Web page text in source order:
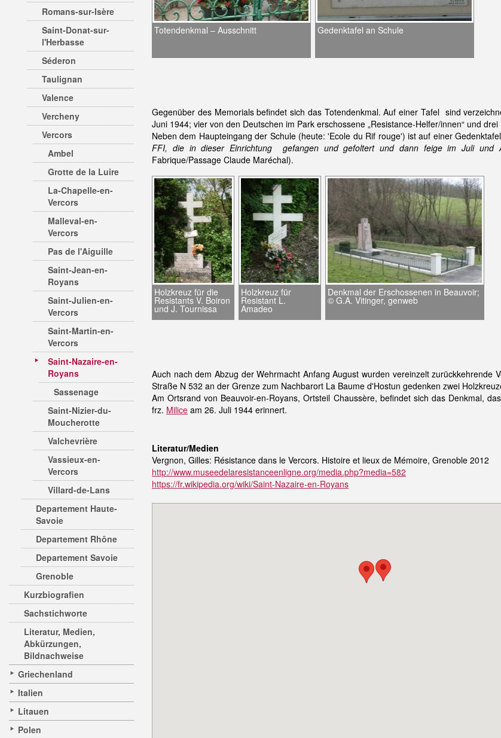
Romans-sur-Isère
Saint-Donat-sur-
l'Herbasse
Séderon
Taulignan
Valence
Vercheny
Vercors
Ambel
Grotte de la Luire
La-Chapelle-en-
Vercors
Malleval-en-
Vercors
Pas de l'Aiguille
Saint-Jean-en-
Royans
Saint-Julien-en-
Vercors
Saint-Martin-en-
Vercors
Saint-Nazaire-en-
Royans
Sassenage
Saint-Nizier-du-
Moucherotte
Valchevrière
Vassieux-en-
Vercors
Villard-de-Lans
Departement Haute-
Savoie
Departement Rhône
Departement Savoie
Grenoble
Kurzbiografien
Sachstichworte
Literatur, Medien,
Abkürzungen,
Bildnachweise
Griechenland
Italien
Litauen
Polen
Totendenkmal – Ausschnitt Gedenktafel an Schule
Gegenüber des Memorials befindet sich das Totendenkmal. Auf einer Tafel sind
Juni 1944; vier von den Deutschen im Park erschossene „Resistance-Helfer/innen“ und drei
Neben dem Haupteingang der Schule (heute: 'Ecole du Rif rouge') ist auf einer
FFI, die in dieser Einrichtung gefangen und gefoltert und dann feige im Juli und
Fabrique/Passage Claude Maréchal).
Holzkreuz für die
Resistants V. Boiron
und J. Tournissa
Holzkreuz für
Resistant L.
Amadeo
Denkmal der Erschossenen in Beauvoir;
© G.A. Vitinger, genweb
Auch nach dem Abzug der Wehrmacht Anfang August wurden vereinzelt
Straße N 532 an der Grenze zum Nachbarort La Baume d'Hostun gedenken zwei
Am Ortsrand von Beauvoir-en-Royans, Ortsteil Chaussère, befindet sich das Denkmal,
frz. Milice am 26. Juli 1944 erinnert.
Literatur/Medien
Vergnon, Gilles: Résistance dans le Vercors. Histoire et lieux de Mémoire, Grenoble 2012
http://www.museedelaresistanceenligne.org/media.php?media=582
https://fr.wikipedia.org/wiki/Saint-Nazaire-en-Royans